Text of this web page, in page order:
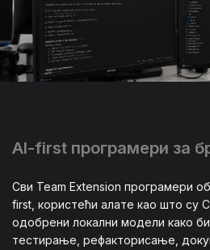
AI-first програмери за
Сви Team Extension програмери
first, користећи алате као што су
одобрени локални модели како би
тестирање, рефакторисање,